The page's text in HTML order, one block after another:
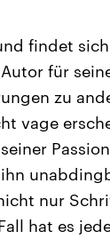
findet
für
zu
vage
nur
hat es